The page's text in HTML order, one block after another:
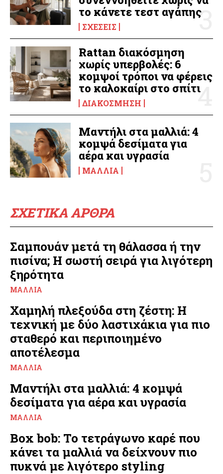
το κάνετε τεστ αγάπης
ΣΧΈΣΕΙΣ
Rattan διακόσμηση
χωρίς υπερβολές: 6
κομψοί τρόποι να φέρεις
το καλοκαίρι στο σπίτι
ΔΙΑΚΌΣΜΗΣΗ
Μαντήλι στα μαλλιά: 4
κομψά δεσίματα για
αέρα και υγρασία
ΜΑΛΛΙΆ
ΣΧΕΤΙΚΑ ΑΡΘΡΑ
Σαμπουάν μετά τη θάλασσα ή την
πισίνα; Η σωστή σειρά για λιγότερη
ξηρότητα
ΜΑΛΛΙΆ
Χαμηλή πλεξούδα στη ζέστη: Η
τεχνική με δύο λαστιχάκια για πιο
σταθερό και περιποιημένο
αποτέλεσμα
ΜΑΛΛΙΆ
Μαντήλι στα μαλλιά: 4 κομψά
δεσίματα για αέρα και υγρασία
ΜΑΛΛΙΆ
Box bob: Το τετράγωνο καρέ που
κάνει τα μαλλιά να δείχνουν πιο
πυκνά με λιγότερο styling